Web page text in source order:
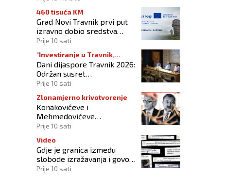
460 tisuća KM
Grad Novi Travnik prvi put
izravno dobio sredstva
Europske unije
Prije 10 sati
"Investiranje u Travnik,
investiranje u budućnost"
Dani dijaspore Travnik 2026:
Održan susret
gospodarstvenika
Prije 10 sati
Zlonamjerno krivotvorenje
Konakovićeve i
Mehmedovićeve
manipulacije ne osporavaju
Prije 10 sati
Video
Gdje je granica između
slobode izražavanja i govora
mržnje?
Prije 10 sati